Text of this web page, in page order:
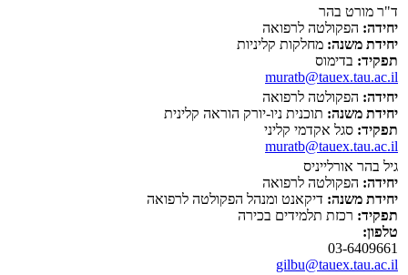
ד"ר מורט בהר
יחידה: הפקולטה לרפואה
יחידת משנה: מחלקות קליניות
תפקיד: בדימוס
muratb@tauex.tau.ac.il
יחידה: הפקולטה לרפואה
יחידת משנה: תוכנית ניו-יורק הוראה קלינית
תפקיד: סגל אקדמי קליני
muratb@tauex.tau.ac.il
גיל בהר אורלייניס
יחידה: הפקולטה לרפואה
יחידת משנה: דיקאנט ומנהל הפקולטה לרפואה
תפקיד: רכזת תלמידים בכירה
טלפון:
03-6409661
gilbu@tauex.tau.ac.il